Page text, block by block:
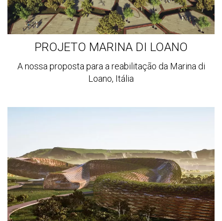
PROJETO MARINA DI LOANO
A nossa proposta para a reabilitação da Marina di
Loano, Itália